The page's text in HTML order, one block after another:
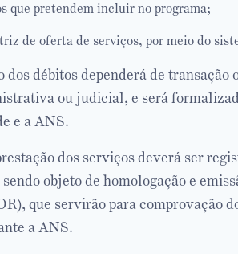
que pretendem incluir no programa;
de oferta de serviços, por meio do
dos débitos dependerá de
ou judicial, e será
e a ANS.
dos serviços deverá ser
objeto de homologação e
que servirão para comprovação
a ANS.